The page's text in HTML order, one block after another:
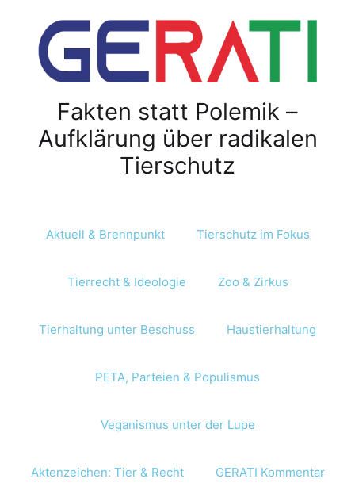
Fakten statt Polemik –
Aufklärung über radikalen
Tierschutz
Aktuell & Brennpunkt Tierschutz im Fokus
Tierrecht & Ideologie Zoo & Zirkus
Tierhaltung unter Beschuss Haustierhaltung
PETA, Parteien & Populismus
Veganismus unter der Lupe
Aktenzeichen: Tier & Recht GERATI Kommentar